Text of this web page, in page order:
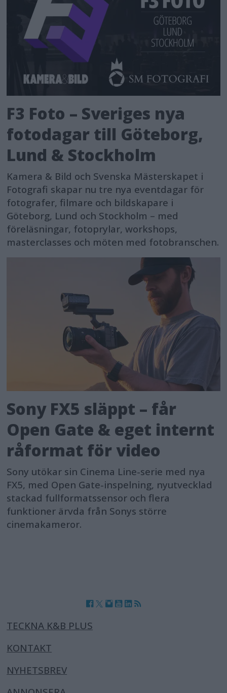
F3 Foto – Sveriges nya
fotodagar till Göteborg,
Lund & Stockholm
Kamera & Bild och Svenska Mästerskapet i
Fotografi skapar nu tre nya eventdagar för
fotografer, filmare och bildskapare i
Göteborg, Lund och Stockholm – med
föreläsningar, fotoprylar, workshops,
masterclasses och möten med fotobranschen.
Sony FX5 släppt – får
Open Gate & eget internt
råformat för video
Sony utökar sin Cinema Line-serie med nya
FX5, med Open Gate-inspelning, nyutvecklad
stackad fullformatssensor och flera
funktioner ärvda från Sonys större
cinemakameror.
TECKNA K&B PLUS
KONTAKT
NYHETSBREV